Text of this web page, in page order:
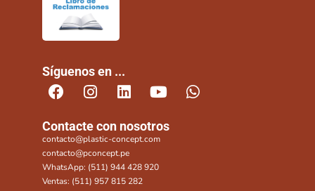
Síguenos en ...
Contacte con nosotros
contacto@plastic-concept.com
contacto@pconcept.pe
WhatsApp: (511) 944 428 920
Ventas: (511) 957 815 282